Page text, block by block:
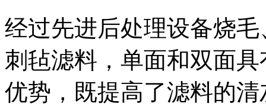
经过先进后处理设备烧
刺毡滤料，单面和双面
优势，既提高了滤料的